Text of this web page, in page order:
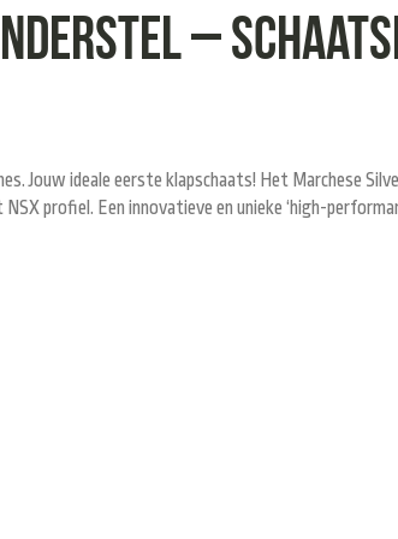
–
Jouw ideale eerste klapschaats! Het Marchese
profiel. Een innovatieve en unieke ‘high-